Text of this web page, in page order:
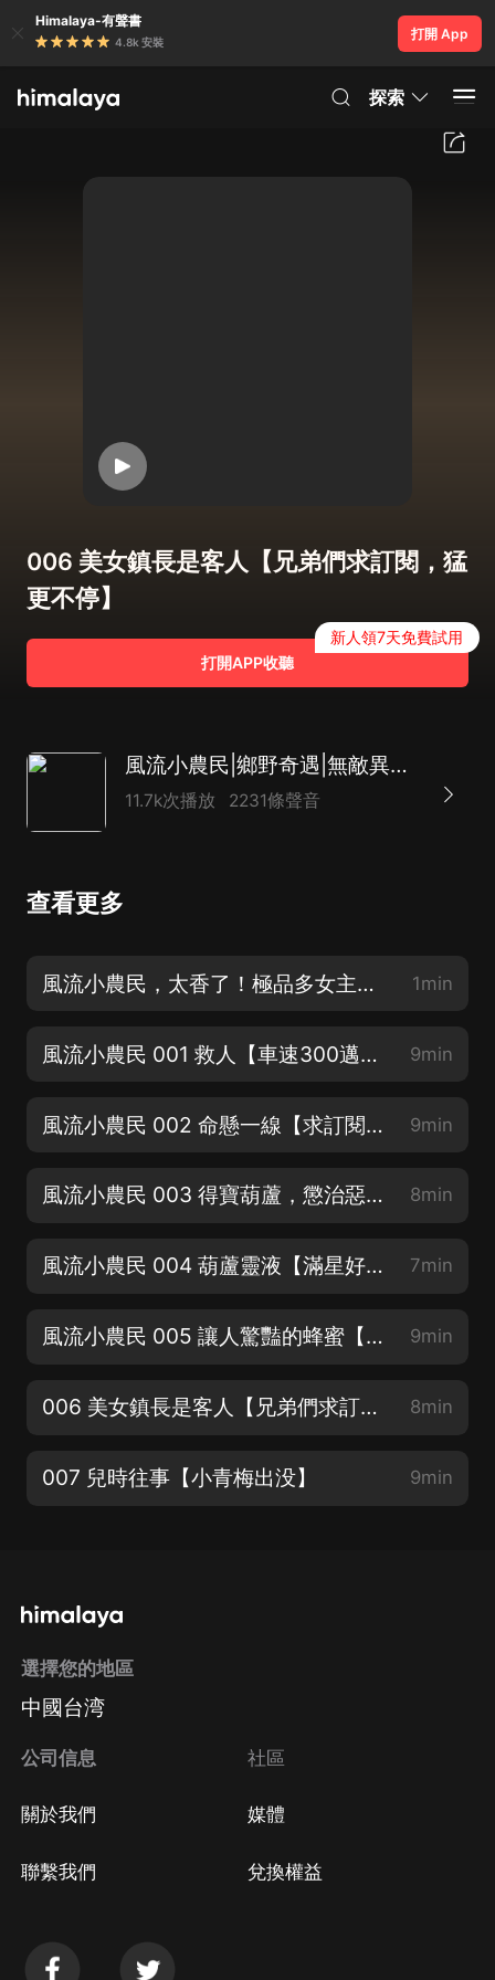
Himalaya-有聲書
4.8k 安裝
打開 App
探索
006 美女鎮長是客人【兄弟們求訂閱，猛
更不停】
打開APP收聽
新人領7天免費試用
風流小農民|鄉野奇遇|無敵異能|美女環繞|開掛爽文
11.7k次播放 2231條聲音
查看更多
風流小農民，太香了！極品多女主，金手指爽文，戴耳機上車！ 1min
風流小農民 001 救人【車速300邁，VIP用戶刷卡處】 9min
風流小農民 002 命懸一線【求訂閱，求分享，求好評呀】 9min
風流小農民 003 得寶葫蘆，懲治惡人【播放每漲百萬，加更5集！】 8min
風流小農民 004 葫蘆靈液【滿星好評+訂閱，送哥一場開掛夢】 7min
風流小農民 005 讓人驚豔的蜂蜜【滿星好評+訂閱，送哥一場開掛夢】 9min
006 美女鎮長是客人【兄弟們求訂閱，猛更不停】 8min
007 兒時往事【小青梅出没】 9min
選擇您的地區
中國台湾
公司信息
關於我們
聯繫我們
社區
媒體
兌換權益